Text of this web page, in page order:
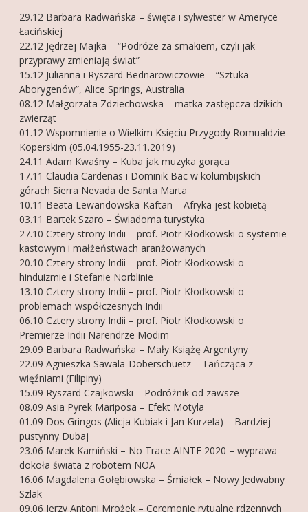
29.12 Barbara Radwańska – święta i sylwester w Ameryce
Łacińskiej
22.12 Jędrzej Majka – “Podróże za smakiem, czyli jak
przyprawy zmieniają świat”
15.12 Julianna i Ryszard Bednarowiczowie – “Sztuka
Aborygenów”, Alice Springs, Australia
08.12 Małgorzata Zdziechowska – matka zastępcza dzikich
zwierząt
01.12 Wspomnienie o Wielkim Księciu Przygody Romualdzie
Koperskim (05.04.1955-23.11.2019)
24.11 Adam Kwaśny – Kuba jak muzyka gorąca
17.11 Claudia Cardenas i Dominik Bac w kolumbijskich
górach Sierra Nevada de Santa Marta
10.11 Beata Lewandowska-Kaftan – Afryka jest kobietą
03.11 Bartek Szaro – Świadoma turystyka
27.10 Cztery strony Indii – prof. Piotr Kłodkowski o systemie
kastowym i małżeństwach aranżowanych
20.10 Cztery strony Indii – prof. Piotr Kłodkowski o
hinduizmie i Stefanie Norblinie
13.10 Cztery strony Indii – prof. Piotr Kłodkowski o
problemach współczesnych Indii
06.10 Cztery strony Indii – prof. Piotr Kłodkowski o
Premierze Indii Narendrze Modim
29.09 Barbara Radwańska – Mały Książę Argentyny
22.09 Agnieszka Sawala-Doberschuetz – Tańcząca z
więźniami (Filipiny)
15.09 Ryszard Czajkowski – Podróżnik od zawsze
08.09 Asia Pyrek Mariposa – Efekt Motyla
01.09 Dos Gringos (Alicja Kubiak i Jan Kurzela) – Bardziej
pustynny Dubaj
23.06 Marek Kamiński – No Trace AINTE 2020 – wyprawa
dokoła świata z robotem NOA
16.06 Magdalena Gołębiowska – Śmiałek – Nowy Jedwabny
Szlak
09.06 Jerzy Antoni Mrożek – Ceremonie rytualne rdzennych